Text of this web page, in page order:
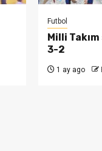
Futbol
Milli
3-2
1 ay ago